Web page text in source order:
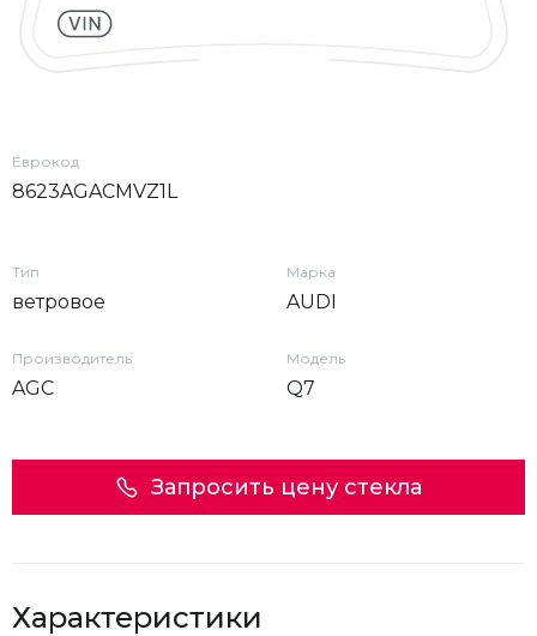
Еврокод
8623AGACMVZ1L
Тип
ветровое
Марка
AUDI
Производитель
AGC
Модель
Q7
Запросить цену стекла
Характеристики